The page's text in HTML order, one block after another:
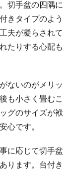
切手盆の四隅に
きタイプのよう
夫が凝らされて
たりする心配も
ないのがメリッ
も小さく畳むこ
グのサイズが袱
心です。
に応じて切手盆
ります。台付き